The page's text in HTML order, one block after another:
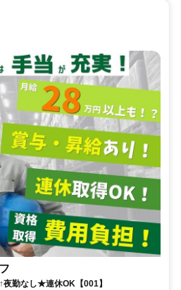
勤なし★連休OK【001】